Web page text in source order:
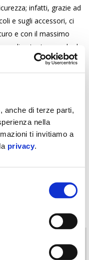
anche di terze parti,
nella
ti invitiamo a
privacy
infatti, grazie ad
e sugli accessori, ci
e con il massimo
divertente e anche la